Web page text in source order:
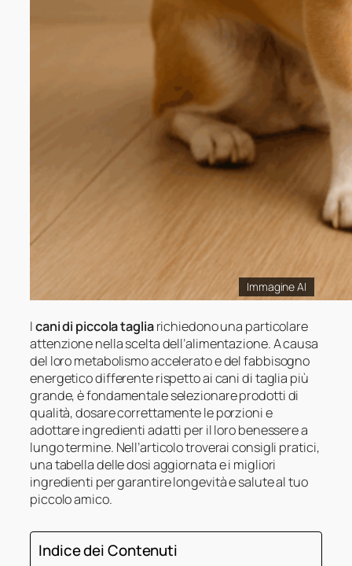
Immagine AI
Icani di piccola tagliarichiedono una particolare
attenzione nella scelta dell’alimentazione. A causa
del loro metabolismo accelerato e del fabbisogno
energetico differente rispetto ai cani di taglia più
grande, è fondamentale selezionare prodotti di
qualità, dosare correttamente le porzioni e
adottare ingredienti adatti per il loro benessere a
lungo termine. Nell’articolo troverai consigli pratici,
una tabella delle dosi aggiornata e i migliori
ingredienti per garantire longevità e salute al tuo
piccolo amico.
Indice dei Contenuti